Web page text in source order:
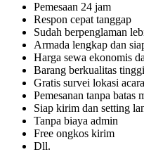
Pemesaan 24 jam
Respon cepat tanggap
Sudah berpenglaman
Armada lengkap dan
Harga sewa ekonomis
Barang berkualitas tinggi
Gratis survei lokasi acara
Pemesanan tanpa batas
Siap kirim dan setting
Tanpa biaya admin
Free ongkos kirim
Dll.